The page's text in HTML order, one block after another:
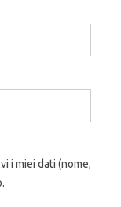
i miei dati (nome,